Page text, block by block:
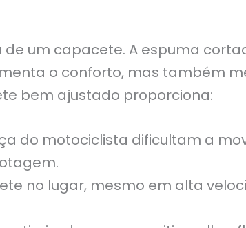
um capacete. A espuma
o conforto, mas também
bem ajustado proporciona:
do motociclista dificultam a
no lugar, mesmo em alta